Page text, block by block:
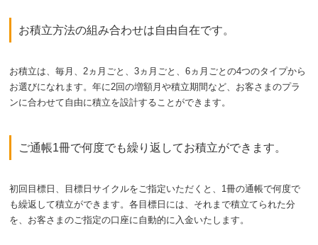
お積立方法の組み合わせは自由自在です。
お積立は、毎月、2ヵ月ごと、3ヵ月ごと、6ヵ月ごとの4つのタイプから
お選びになれます。年に2回の増額月や積立期間など、お客さまのプラ
ンに合わせて自由に積立を設計することができます。
ご通帳1冊で何度でも繰り返してお積立ができます。
初回目標日、目標日サイクルをご指定いただくと、1冊の通帳で何度で
も繰返して積立ができます。各目標日には、それまで積立てられた分
を、お客さまのご指定の口座に自動的に入金いたします。